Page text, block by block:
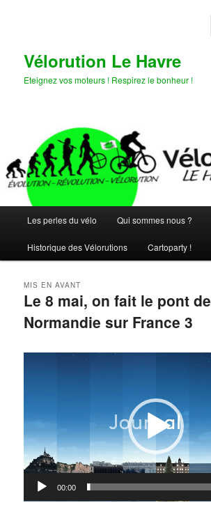
Vélorution Le Havre
Eteignez vos moteurs ! Respirez le bonheur !
principal
Les perles du vélo Qui sommes nous ?
Historique des Vélorutions Cartoparty !
Le 8 mai, on fait le pont de
Normandie sur France 3
MIS EN AVANT
00:00